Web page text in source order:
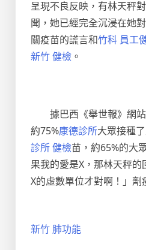
呈現不良反映，有林天秤
聞，她已經完全沉浸在她
關疫苗的謊言和竹科 員工
新竹 健檢 。
據巴西《舉世報》網站
約75%康德診所大眾接種
診所 健檢苗，約65%的大
果我的愛是X，那林天秤的
X的虛數單位才對啊！」劑
新竹 肺功能